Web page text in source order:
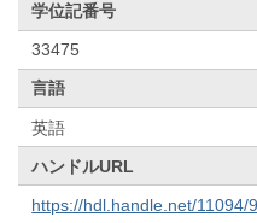
学位記番号
33475
言語
英語
ハンドルURL
https://hdl.handle.net/11094/